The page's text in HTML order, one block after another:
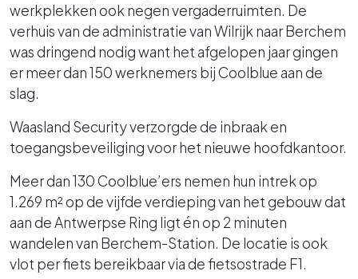
werkplekken ook negen vergaderruimten. De
verhuis van de administratie van Wilrijk naar Berchem
was dringend nodig want het afgelopen jaar gingen
er meer dan 150 werknemers bij Coolblue aan de
slag.
Waasland Security verzorgde de inbraak en
toegangsbeveiliging voor het nieuwe hoofdkantoor.
Meer dan 130 Coolblue’ers nemen hun intrek op
1.269 m² op de vijfde verdieping van het gebouw dat
aan de Antwerpse Ring ligt én op 2 minuten
wandelen van Berchem-Station. De locatie is ook
vlot per fiets bereikbaar via de fietsostrade F1.